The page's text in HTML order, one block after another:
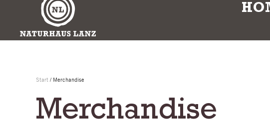
Start / Merchandise
Merchandise